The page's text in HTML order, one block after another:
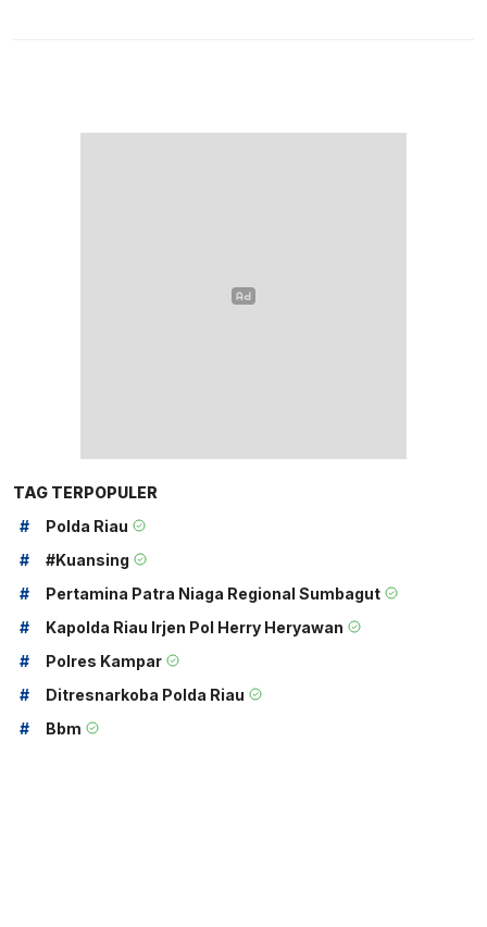
TAG TERPOPULER
#
Polda Riau
#
#kuansing
#
Pertamina Patra Niaga Regional Sumbagut
#
Kapolda Riau Irjen Pol Herry Heryawan
#
Polres Kampar
#
Ditresnarkoba Polda Riau
#
Bbm